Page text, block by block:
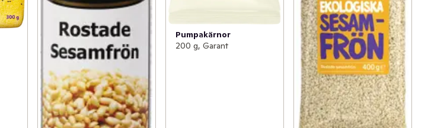
Pumpakärnor
200 g, Garant